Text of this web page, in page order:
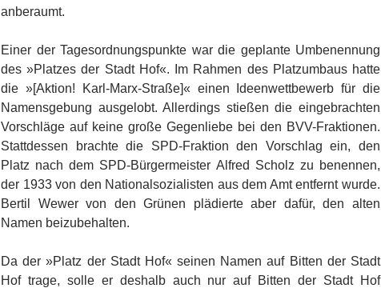
anberaumt.
Einer der Tagesordnungspunkte war die geplante Umbenennung
des »Platzes der Stadt Hof«. Im Rahmen des Platzumbaus hatte
die »[Aktion! Karl-Marx-Straße]« einen Ideenwettbewerb für die
Namensgebung ausgelobt. Allerdings stießen die eingebrachten
Vorschläge auf keine große Gegenliebe bei den BVV-Fraktionen.
Stattdessen brachte die SPD-Fraktion den Vorschlag ein, den
Platz nach dem SPD-Bürgermeister Alfred Scholz zu benennen,
der 1933 von den Nationalsozialisten aus dem Amt entfernt wurde.
Bertil Wewer von den Grünen plädierte aber dafür, den alten
Namen beizubehalten.
Da der »Platz der Stadt Hof« seinen Namen auf Bitten der Stadt
Hof trage, solle er deshalb auch nur auf Bitten der Stadt Hof